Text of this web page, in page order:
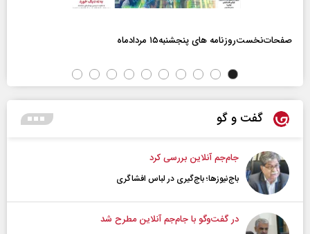
صفحات‌نخست‌روزنامه ها‌ی پنجشنبه‌۱۵ مردادماه
گفت و گو
جام‌جم آنلاین بررسی کرد
باج‌نیوزها؛ باج‌گیری در لباس افشاگری
در گفت‌و‌گو با جام‌جم آنلاین مطرح شد